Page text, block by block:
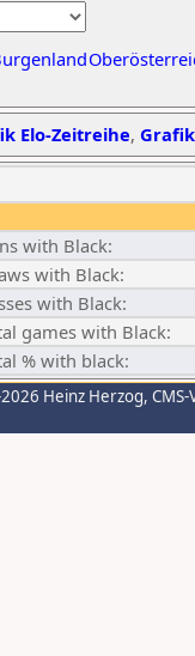
Elo-Zeitreihe,
with Black:
with Black:
with Black:
games with Black:
% with black:
Heinz Herzog,